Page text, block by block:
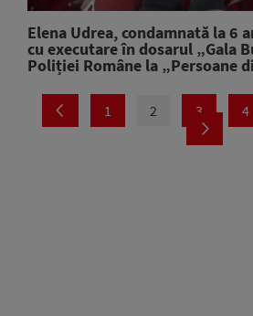
Elena Udrea, condamnată la 6
cu executare în dosarul „Gala
Poliției Române la „Persoane
1 2 3 4